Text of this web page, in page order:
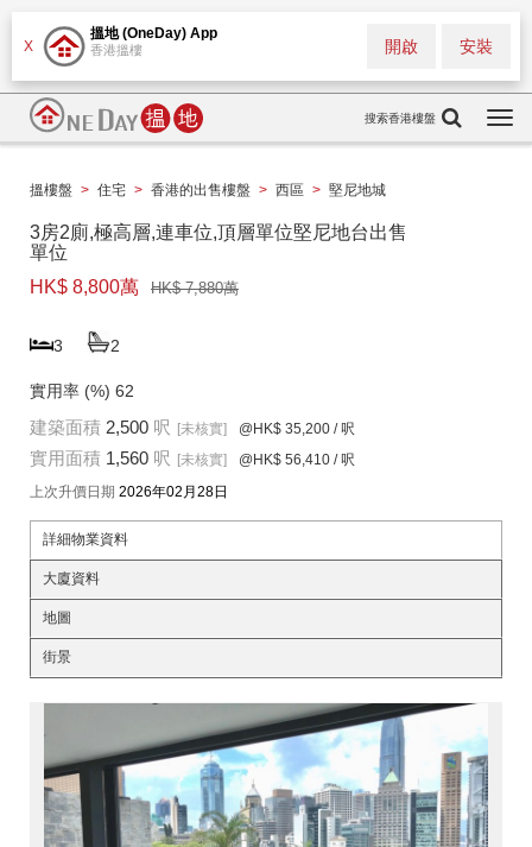
X
搵地 (OneDay) App
香港搵樓 安裝
開啟
搜索香港樓盤
搵樓盤 > 住宅 > 香港的出售樓盤 > 西區 > 堅尼地城
3房2廁,極高層,連車位,頂層單位堅尼地台出售
單位
HK$ 8,800萬
HK$ 7,880萬
3 2
實用率 (%) 62
建築面積 2,500 呎 [未核實] @HK$ 35,200 / 呎
實用面積 1,560 呎 [未核實] @HK$ 56,410 / 呎
上次升價日期 2026年02月28日
詳細物業資料
大廈資料
地圖
街景